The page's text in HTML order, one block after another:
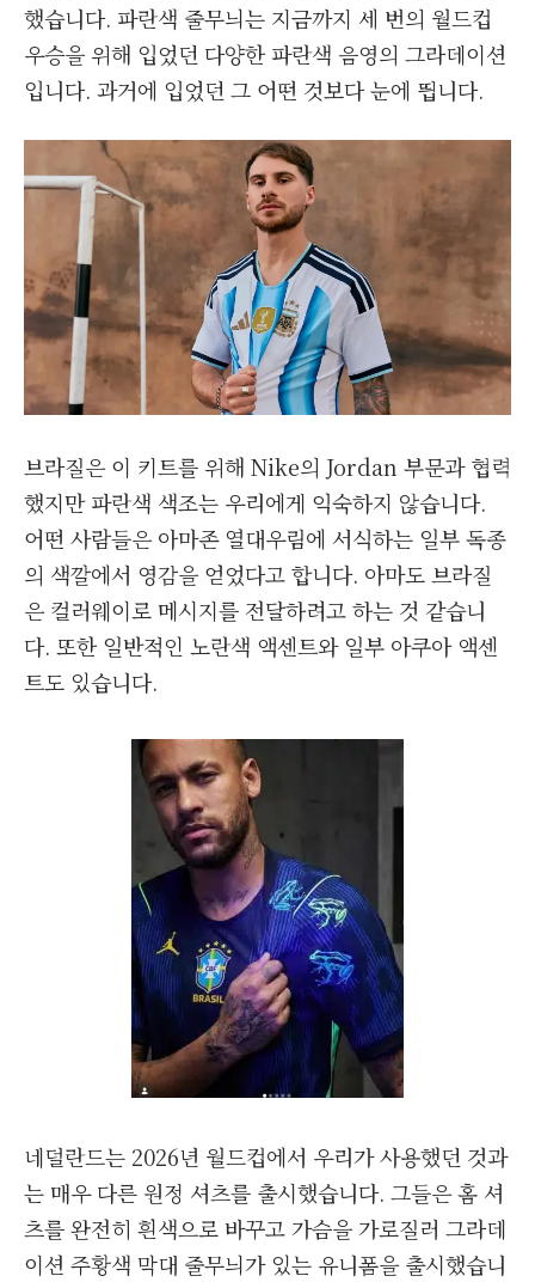
했습니다. 파란색 줄무늬는 지금까지 세 번의 월드컵
우승을 위해 입었던 다양한 파란색 음영의 그라데이션
입니다. 과거에 입었던 그 어떤 것보다 눈에 띕니다.
브라질은 이 키트를 위해 Nike의 Jordan 부문과 협력
했지만 파란색 색조는 우리에게 익숙하지 않습니다.
어떤 사람들은 아마존 열대우림에 서식하는 일부 독종
의 색깔에서 영감을 얻었다고 합니다. 아마도 브라질
은 컬러웨이로 메시지를 전달하려고 하는 것 같습니
다. 또한 일반적인 노란색 액센트와 일부 아쿠아 액센
트도 있습니다.
네덜란드는 2026년 월드컵에서 우리가 사용했던 것과
는 매우 다른 원정 셔츠를 출시했습니다. 그들은 홈 셔
츠를 완전히 흰색으로 바꾸고 가슴을 가로질러 그라데
이션 주황색 막대 줄무늬가 있는 유니폼을 출시했습니